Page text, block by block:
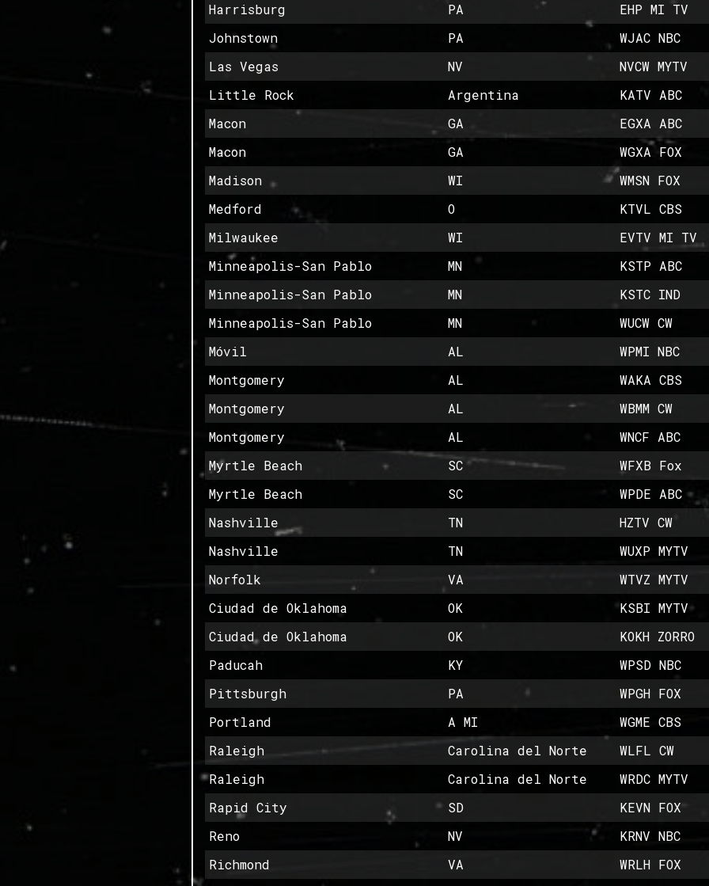
Harrisburg
PA
EHP MI TV
Johnstown
PA
WJAC NBC
Las Vegas
NV
NVCW MYTV
Little Rock
Argentina
KATV ABC
Macon
GA
EGXA ABC
Macon
GA
WGXA FOX
Madison
WI
WMSN FOX
Medford
O
KTVL CBS
Milwaukee
WI
EVTV MI TV
Minneapolis-San Pablo
MN
KSTP ABC
Minneapolis-San Pablo
MN
KSTC IND
Minneapolis-San Pablo
MN
WUCW CW
Móvil
AL
WPMI NBC
Montgomery
AL
WAKA CBS
Montgomery
AL
WBMM CW
Montgomery
AL
WNCF ABC
Myrtle Beach
SC
WFXB Fox
Myrtle Beach
SC
WPDE ABC
Nashville
TN
HZTV CW
Nashville
TN
WUXP MYTV
Norfolk
VA
WTVZ MYTV
Ciudad de Oklahoma
OK
KSBI MYTV
Ciudad de Oklahoma
OK
KOKH ZORRO
Paducah
KY
WPSD NBC
Pittsburgh
PA
WPGH FOX
Portland
A MI
WGME CBS
Raleigh
Carolina del Norte
WLFL CW
Raleigh
Carolina del Norte
WRDC MYTV
Rapid City
SD
KEVN FOX
Reno
NV
KRNV NBC
Richmond
VA
WRLH FOX